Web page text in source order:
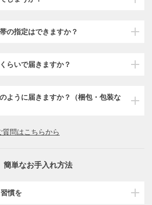
の指定はできますか？
らいで届きますか？
ように届きますか？（梱包・包装な
質問はこちらから
簡単なお手入れ方法
慣を